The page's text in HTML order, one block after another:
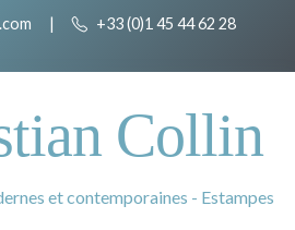
| +33 (0)1 45 44 62 28
Collin
et contemporaines - Estampes